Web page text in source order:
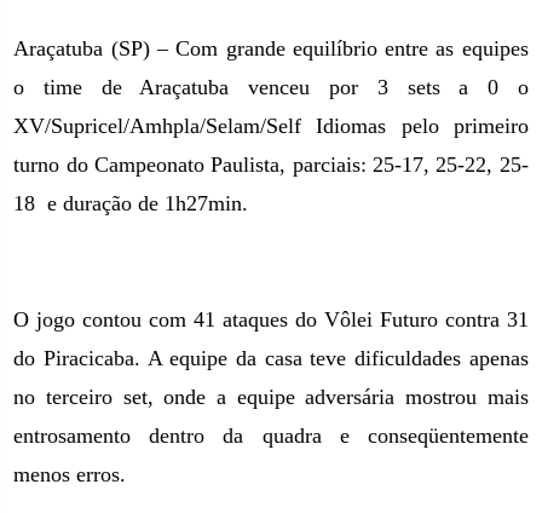
Araçatuba (SP) – Com grande equilíbrio entre as equipes
o time de Araçatuba venceu por 3 sets a 0 o
XV/Supricel/Amhpla/Selam/Self Idiomas pelo primeiro
turno do Campeonato Paulista, parciais: 25-17, 25-22, 25-
18 e duração de 1h27min.
O jogo contou com 41 ataques do Vôlei Futuro contra 31
do Piracicaba. A equipe da casa teve dificuldades apenas
no terceiro set, onde a equipe adversária mostrou mais
entrosamento dentro da quadra e conseqüentemente
menos erros.